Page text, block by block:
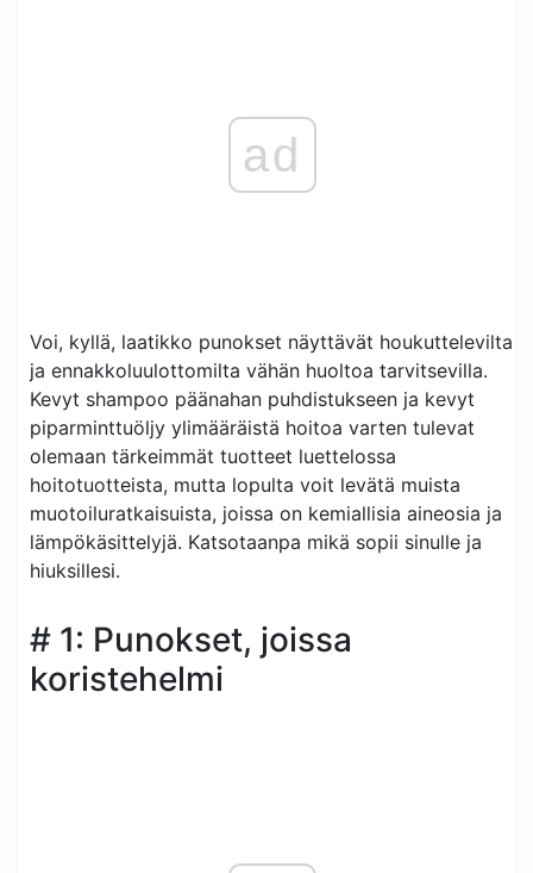
ad
Voi, kyllä, laatikko punokset näyttävät houkuttelevilta
ja ennakkoluulottomilta vähän huoltoa tarvitsevilla.
Kevyt shampoo päänahan puhdistukseen ja kevyt
piparminttuöljy ylimääräistä hoitoa varten tulevat
olemaan tärkeimmät tuotteet luettelossa
hoitotuotteista, mutta lopulta voit levätä muista
muotoiluratkaisuista, joissa on kemiallisia aineosia ja
lämpökäsittelyjä. Katsotaanpa mikä sopii sinulle ja
hiuksillesi.
# 1: Punokset, joissa
koristehelmi